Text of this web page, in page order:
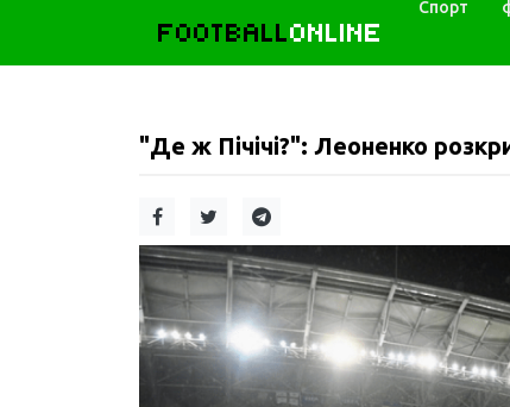
FOOTBALLONLINE
Спорт
"Де ж Пічічі?": Леоненко